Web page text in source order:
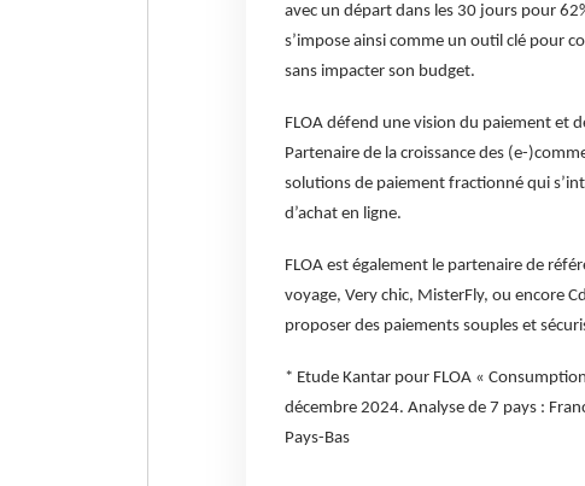
avec un départ dans les 30 jours pour
s’impose ainsi comme un outil clé pour
sans impacter son budget.
FLOA défend une vision du paiement et
Partenaire de la croissance des (e-
solutions de paiement fractionné qui
d’achat en ligne.
FLOA est également le partenaire de
voyage, Very chic, MisterFly, ou encore
proposer des paiements souples et
* Etude Kantar pour FLOA «
décembre 2024. Analyse de 7 pays :
Pays-Bas